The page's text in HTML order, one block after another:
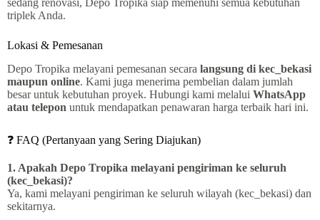
sedang renovasi, Depo Tropika siap memenuhi semua kebutuhan
triplek Anda.
Lokasi & Pemesanan
Depo Tropika melayani pemesanan secara langsung di kec_bekasi
maupun online. Kami juga menerima pembelian dalam jumlah
besar untuk kebutuhan proyek. Hubungi kami melalui WhatsApp
atau telepon untuk mendapatkan penawaran harga terbaik hari ini.
❓ FAQ (Pertanyaan yang Sering Diajukan)
1. Apakah Depo Tropika melayani pengiriman ke seluruh
(kec_bekasi)?
Ya, kami melayani pengiriman ke seluruh wilayah (kec_bekasi) dan
sekitarnya.